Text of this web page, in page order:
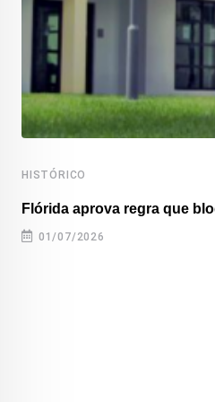
HISTÓRICO
Flórida aprova regra que
01/07/2026